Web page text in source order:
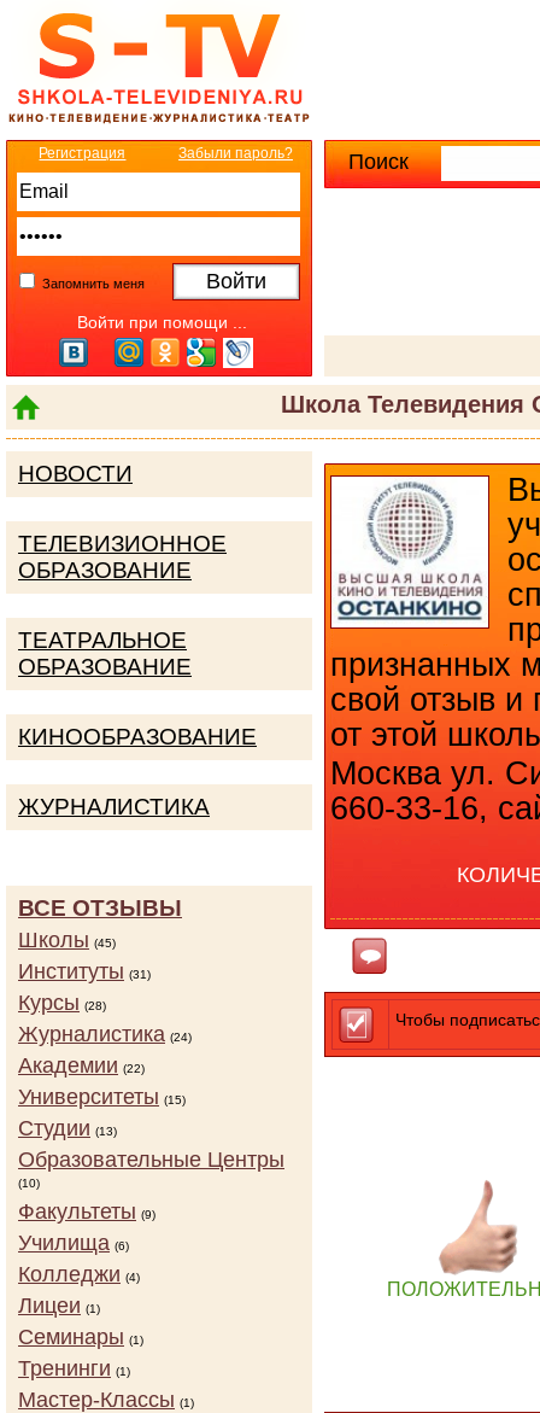
Поиск
Школа Телевидения
Регистрация Забыли пароль?
Запомнить меня
Войти при помощи ...
признанных
свой отзыв и
от этой
Москва ул.
660-33-16,
Чтобы
НОВОСТИ
ТЕЛЕВИЗИОННОЕ
ОБРАЗОВАНИЕ
ТЕАТРАЛЬНОЕ
ОБРАЗОВАНИЕ
КИНООБРАЗОВАНИЕ
ЖУРНАЛИСТИКА
ВСЕ ОТЗЫВЫ
Школы (45)
Институты (31)
Курсы (28)
Журналистика (24)
Академии (22)
Университеты (15)
Студии (13)
Образовательные Центры
(10)
Факультеты (9)
Училища (6)
Колледжи (4)
Лицеи (1)
Семинары (1)
Тренинги (1)
Мастер-Классы (1)